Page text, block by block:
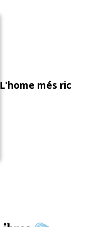
L'home més ric